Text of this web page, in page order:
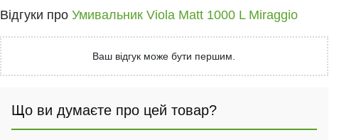
Відгуки про Умивальник Viola Matt 1000 L Miraggio
Ваш відгук може бути першим.
Що ви думаєте про цей товар?